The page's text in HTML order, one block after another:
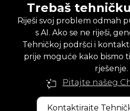
Trebaš
Riješi svoj problem odmah
s AI. Ako se ne riješi,
Tehničkoj podršci i
prije moguće kako bismo
rješenje.
Pitajte našeg
Kontaktirajte